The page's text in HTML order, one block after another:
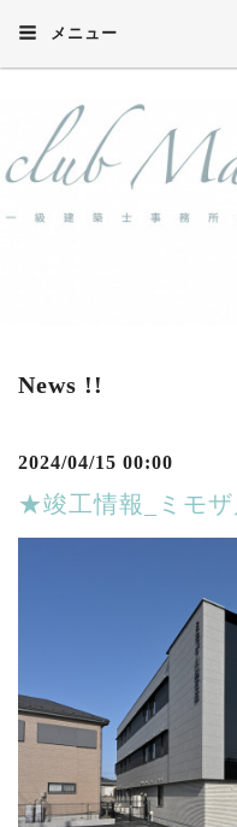
メニュー
News !!
2024/04/15 00:00
★竣工情報_ミモザ